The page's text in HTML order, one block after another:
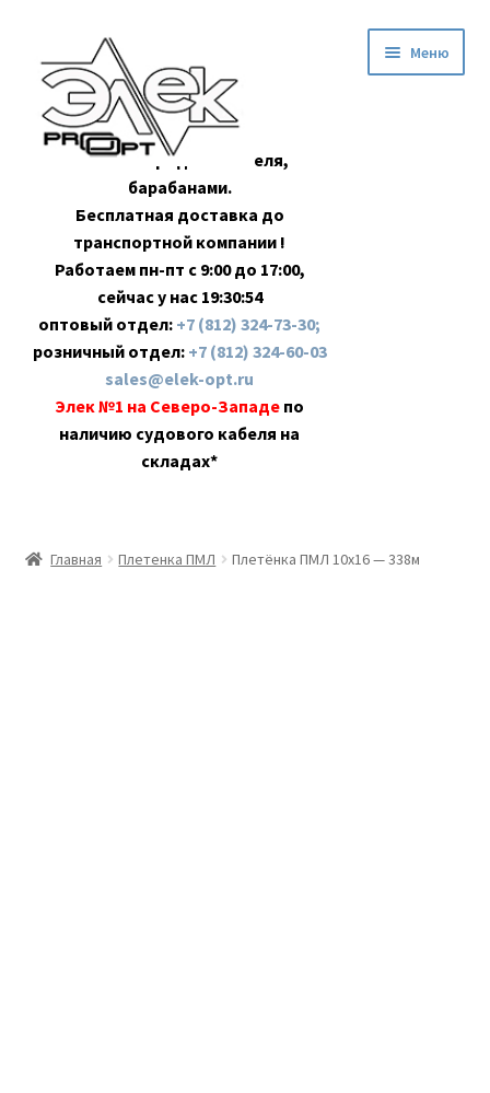
навигации
содержимому
Оптовая продажа кабеля,
барабанами.
Бесплатная доставка до
транспортной компании !
Работаем пн-пт с 9:00 до 17:00,
сейчас у нас 19:30:54
оптовый отдел: +7 (812) 324-73-30;
розничный отдел: +7 (812) 324-60-03
sales@elek-opt.ru
Элек №1 на Северо-Западе по
наличию судового кабеля на
складах*
Меню
Главная Плетенка ПМЛ Плетёнка ПМЛ 10х16 — 338м